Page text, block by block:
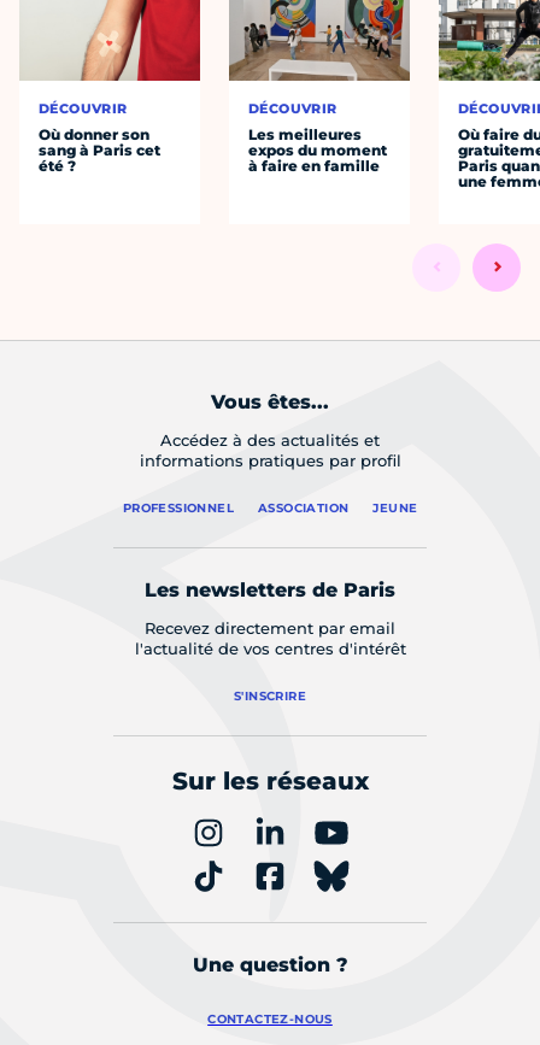
DÉCOUVRIR
Où donner son
sang à Paris cet
été ?
DÉCOUVRIR
Les meilleures
expos du moment
à faire en famille
Où faire
Paris
une
Vous êtes...
Accédez à des actualités et
informations pratiques par profil
PROFESSIONNEL ASSOCIATION JEUNE
Les newsletters de Paris
Recevez directement par email
l'actualité de vos centres d'intérêt
S'INSCRIRE
Sur les réseaux
Une question ?
CONTACTEZ-NOUS